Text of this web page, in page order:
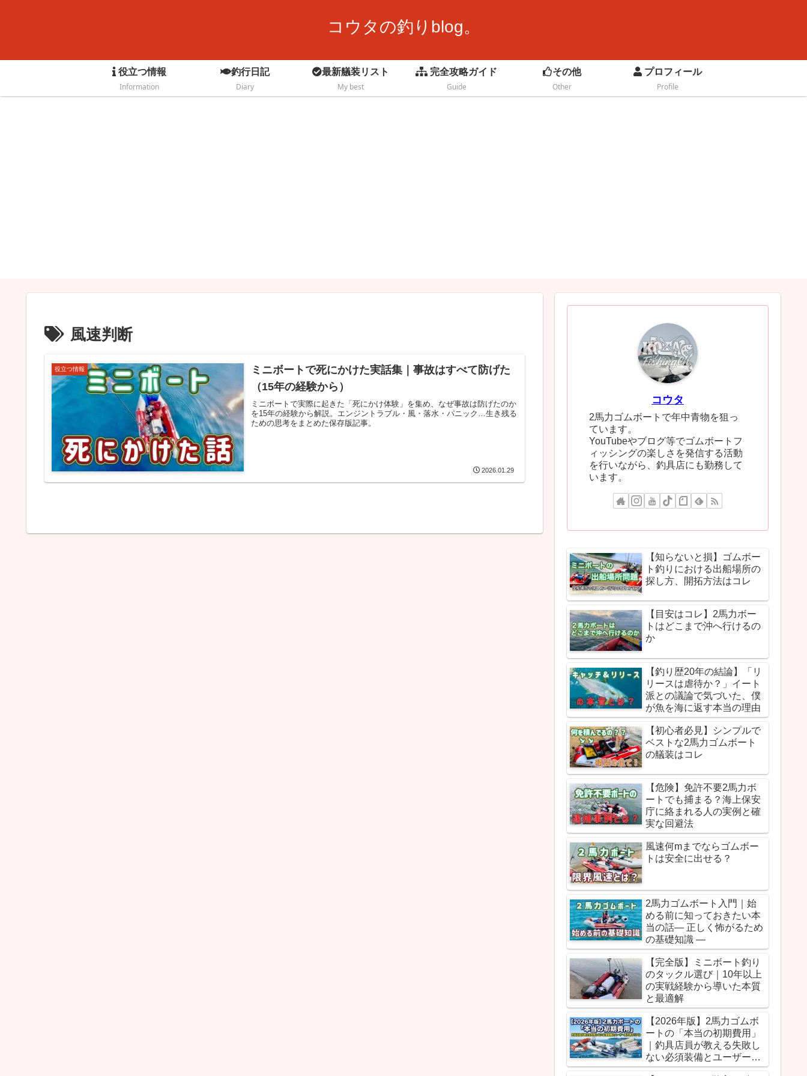
コウタの釣りblog。
役立つ情報
Information
釣行日記
Diary
最新艤装リスト
My best
完全攻略ガイド
Guide
その他
Other
プロフィール
Profile
風速判断
役立つ情報
ミニボートで死にかけた実話集｜事故はすべて防げた
（15年の経験から）
ミニボートで実際に起きた「死にかけ体験」を集め、なぜ事故は防げたのか
を15年の経験から解説。エンジントラブル・風・落水・パニック…生き残る
ための思考をまとめた保存版記事。
2026.01.29
コウタ
2馬力ゴムボートで年中青物を狙っ
ています。
YouTubeやブログ等でゴムボートフ
ィッシングの楽しさを発信する活動
を行いながら、釣具店にも勤務して
います。
【知らないと損】ゴムボー
ト釣りにおける出船場所の
探し方、開拓方法はコレ
【目安はコレ】2馬力ボー
トはどこまで沖へ行けるの
か
【釣り歴20年の結論】「リ
リースは虐待か？」イート
派との議論で気づいた、僕
が魚を海に返す本当の理由
【初心者必見】シンプルで
ベストな2馬力ゴムボート
の艤装はコレ
【危険】免許不要2馬力ボ
ートでも捕まる？海上保安
庁に絡まれる人の実例と確
実な回避法
風速何mまでならゴムボー
トは安全に出せる？
2馬力ゴムボート入門｜始
める前に知っておきたい本
当の話― 正しく怖がるため
の基礎知識 ―
【完全版】ミニボート釣り
のタックル選び｜10年以上
の実戦経験から導いた本質
と最適解
【2026年版】2馬力ゴムボ
ートの「本当の初期費用」
｜釣具店員が教える失敗し
ない必須装備とユーザー別
予算のリアル